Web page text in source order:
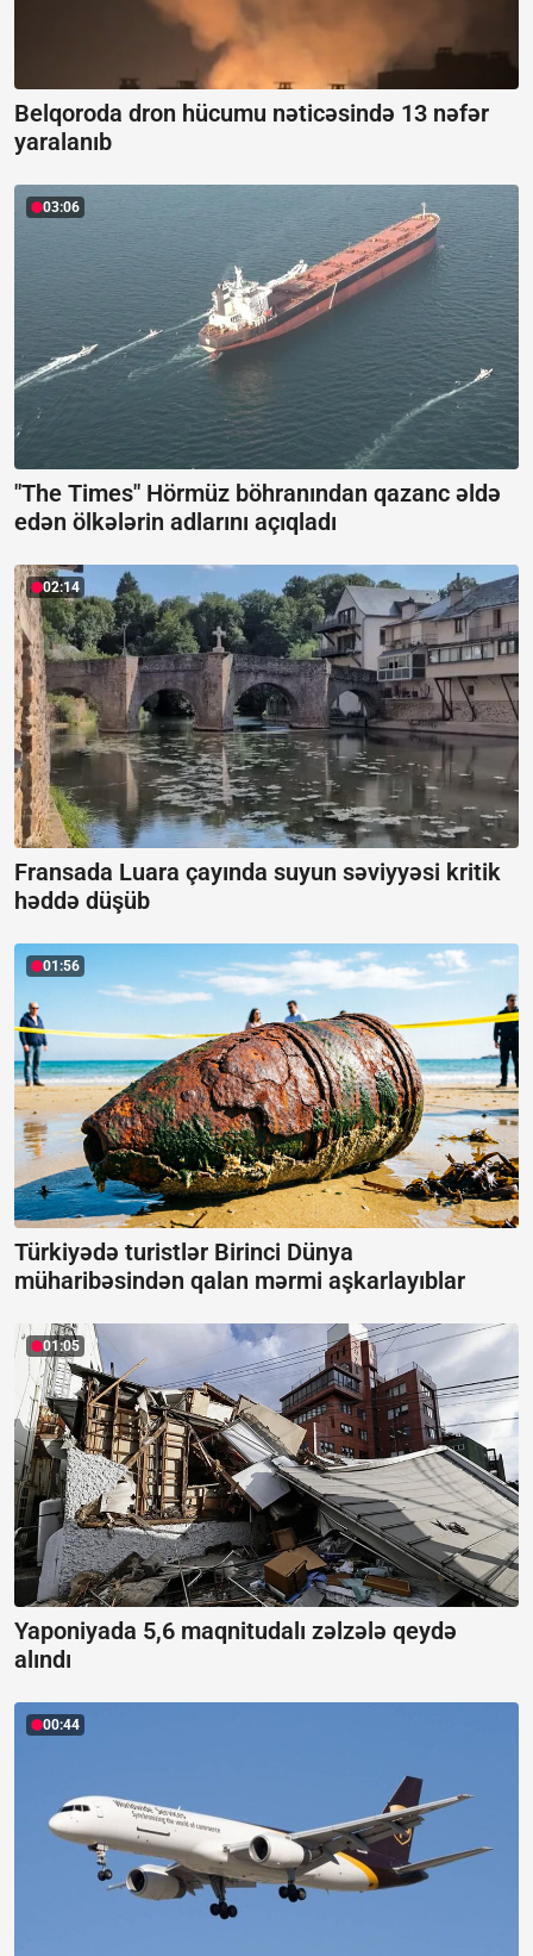
Belqoroda dron hücumu nəticəsində 13 nəfər
yaralanıb
03:06
"The Times" Hörmüz böhranından qazanc əldə
edən ölkələrin adlarını açıqladı
02:14
Fransada Luara çayında suyun səviyyəsi kritik
həddə düşüb
01:56
Türkiyədə turistlər Birinci Dünya
müharibəsindən qalan mərmi aşkarlayıblar
01:05
Yaponiyada 5,6 maqnitudalı zəlzələ qeydə
alındı
00:44